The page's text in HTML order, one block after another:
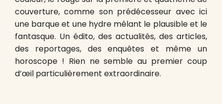
couverture, comme son prédécesseur avec ici
une barque et une hydre mêlant le plausible et le
fantasque. Un édito, des actualités, des articles,
des reportages, des enquêtes et même un
horoscope ! Rien ne semble au premier coup
d’œil particulièrement extraordinaire.